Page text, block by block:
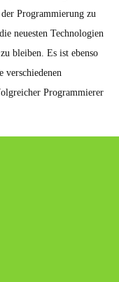
Programmierung zu
neuesten Technologien
bleiben. Es ist ebenso
Programmierer